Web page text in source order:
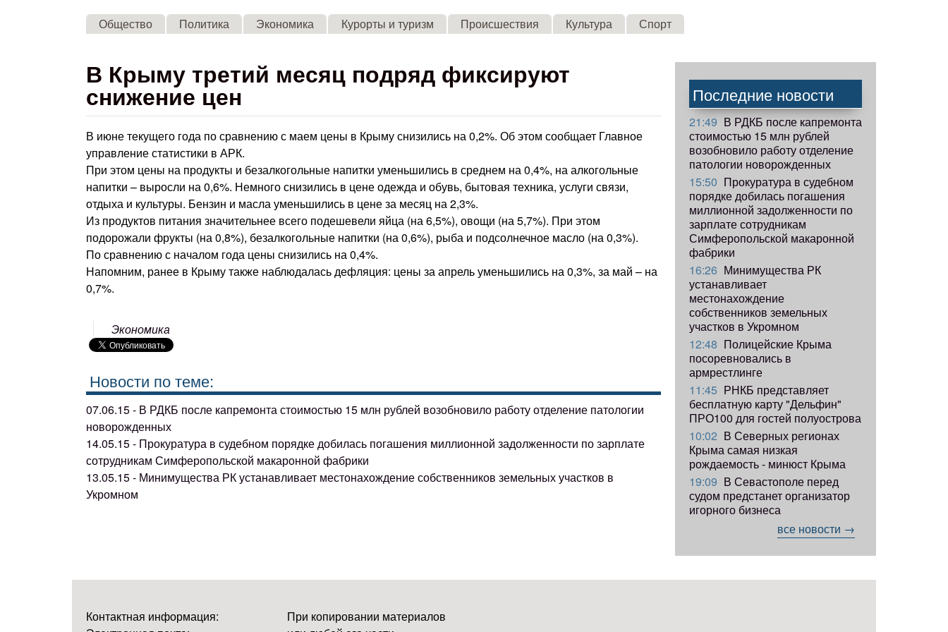
Skip to main content
Общество Политика Экономика Курорты и туризм Происшествия Культура Спорт
В Крыму третий месяц подряд фиксируют
снижение цен
В июне текущего года по сравнению с маем цены в Крыму снизились на 0,2%. Об этом сообщает Главное
управление статистики в АРК.
При этом цены на продукты и безалкогольные напитки уменьшились в среднем на 0,4%, на алкогольные
напитки – выросли на 0,6%. Немного снизились в цене одежда и обувь, бытовая техника, услуги связи,
отдыха и культуры. Бензин и масла уменьшились в цене за месяц на 2,3%.
Из продуктов питания значительнее всего подешевели яйца (на 6,5%), овощи (на 5,7%). При этом
подорожали фрукты (на 0,8%), безалкогольные напитки (на 0,6%), рыба и подсолнечное масло (на 0,3%).
По сравнению с началом года цены снизились на 0,4%.
Напомним, ранее в Крыму также наблюдалась дефляция: цены за апрель уменьшились на 0,3%, за май – на
0,7%.
Экономика
Новости по теме:
07.06.15 - В РДКБ после капремонта стоимостью 15 млн рублей возобновило работу отделение патологии
новорожденных
14.05.15 - Прокуратура в судебном порядке добилась погашения миллионной задолженности по зарплате
сотрудникам Симферопольской макаронной фабрики
13.05.15 - Минимущества РК устанавливает местонахождение собственников земельных участков в
Укромном
Последние новости
21:49 В РДКБ после капремонта
стоимостью 15 млн рублей
возобновило работу отделение
патологии новорожденных
15:50 Прокуратура в судебном
порядке добилась погашения
миллионной задолженности по
зарплате сотрудникам
Симферопольской макаронной
фабрики
16:26 Минимущества РК
устанавливает
местонахождение
собственников земельных
участков в Укромном
12:48 Полицейские Крыма
посоревновались в
армрестлинге
11:45 РНКБ представляет
бесплатную карту "Дельфин"
ПРО100 для гостей полуострова
10:02 В Северных регионах
Крыма самая низкая
рождаемость - минюст Крыма
19:09 В Севастополе перед
судом предстанет организатор
игорного бизнеса
все новости →
Контактная информация:
При копировании материалов